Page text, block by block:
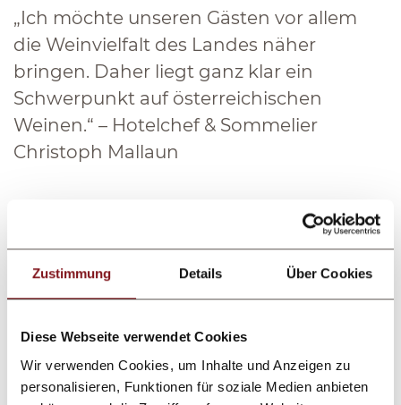
Zustimmung Details Über Cookies
Diese Webseite verwendet Cookies
Wir verwenden Cookies, um Inhalte und Anzeigen zu
personalisieren, Funktionen für soziale Medien anbieten
„Ich möchte unseren Gästen vor allem
die Weinvielfalt des Landes näher
bringen. Daher liegt ganz klar ein
Schwerpunkt auf österreichischen
Weinen.“ – Hotelchef & Sommelier
Christoph Mallaun
Tipp
Weinkarte mit Sommelier-Tipps
Zum Mallaun Hotel.Erlebnis
Weinbroschüre
zusammengestellt hat, in der